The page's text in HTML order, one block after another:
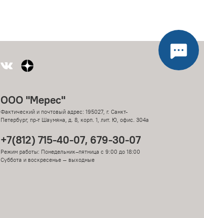
ООО "Мерес"
Фактический и почтовый адрес: 195027, г. Санкт-
Петербург, пр-т Шаумяна, д. 8, корп. 1, лит. Ю, офис. 304а
+7(812) 715-40-07, 679-30-07
Режим работы: Понедельник–пятница с 9:00 до 18:00
Суббота и воскресенье — выходные